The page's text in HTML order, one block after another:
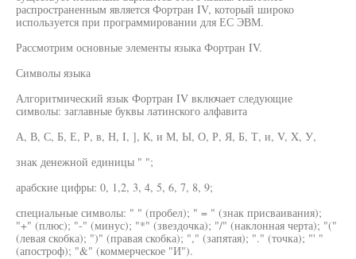
распространенным является Фортран IV, который широко
используется при программировании для ЕС ЭВМ.
Рассмотрим основные элементы языка Фортран IV.
Символы языка
Алгоритмический язык Фортран IV включает следующие
символы: заглавные буквы латинского алфавита
А, В, С, Б, Е, Р, в, Н, I, ], К, и М, Ы, О, Р, Я, Б, Т, и, V, X, У,
знак денежной единицы " ";
арабские цифры: 0, 1,2, 3, 4, 5, 6, 7, 8, 9;
специальные символы: " " (пробел); " = " (знак присваивания);
"+" (плюс); "-" (минус); "*" (звездочка); "/" (наклонная черта); "("
(левая скобка); ")" (правая скобка); "," (запятая); "." (точка); "' "
(апостроф); "&" (коммерческое "И").